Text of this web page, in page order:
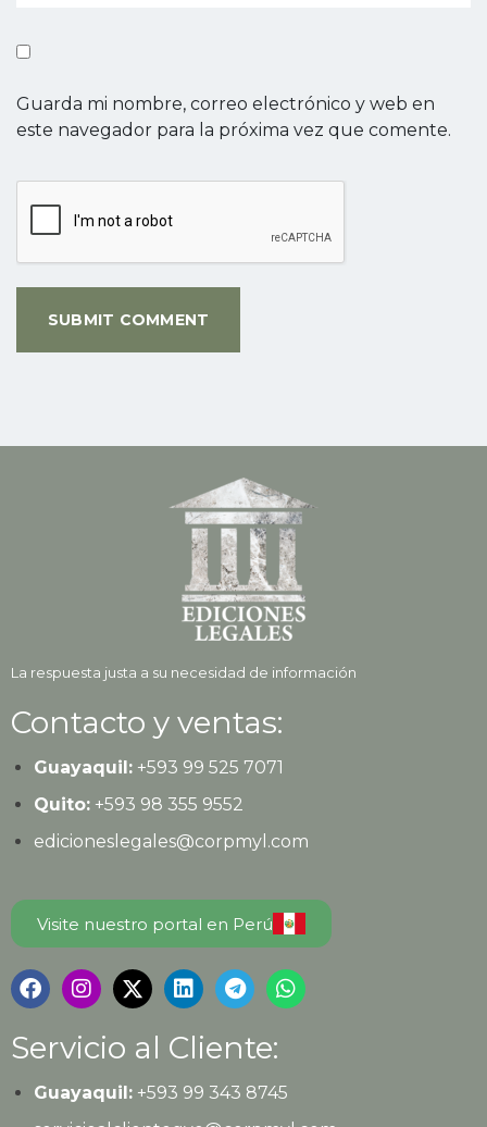
Guarda mi nombre, correo electrónico y web en
este navegador para la próxima vez que comente.
La respuesta justa a su necesidad de información
Contacto y ventas:
Guayaquil:+593 99 525 7071
Quito:+593 98 355 9552
edicioneslegales@corpmyl.com
Visite nuestro portal en Perú
Servicio al Cliente:
Guayaquil:+593 99 343 8745